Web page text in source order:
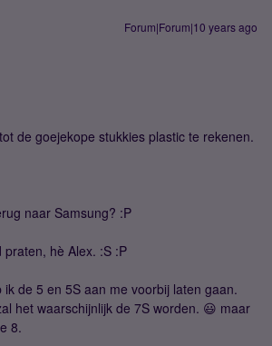
Forum|Forum|10 years ago
de goejekope stukkies plastic te rekenen.
naar Samsung? :P
hè Alex. :S :P
ik de 5 en 5S aan me voorbij laten gaan.
het waarschijnlijk de 7S worden. 😃 maar
8.